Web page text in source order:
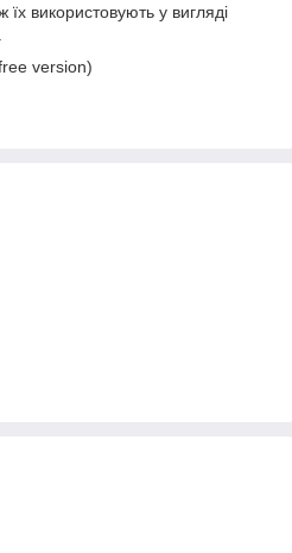
використовують у вигляді
version)